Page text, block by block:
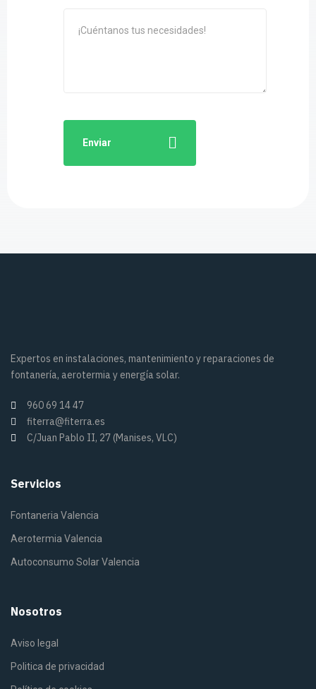
Enviar
Expertos en instalaciones, mantenimiento y reparaciones de
fontanería, aerotermia y energía solar.
960 69 14 47
fiterra@fiterra.es
C/Juan Pablo II, 27 (Manises, VLC)
Servicios
Fontaneria Valencia
Aerotermia Valencia
Autoconsumo Solar Valencia
Nosotros
Aviso legal
Politica de privacidad